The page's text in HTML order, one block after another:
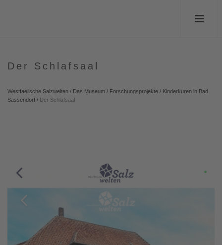
Der Schlafsaal
Westfaelische Salzwelten / Das Museum / Forschungsprojekte / Kinderkuren in Bad
Sassendorf / Der Schlafsaal